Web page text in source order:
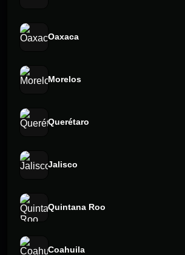
Oaxaca
Morelos
Querétaro
Jalisco
Quintana Roo
Coahuila